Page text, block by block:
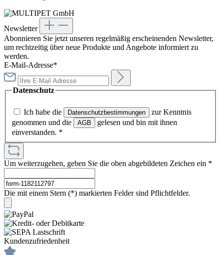
Newsletter
Abonnieren Sie jetzt unseren regelmäßig erscheinenden Newsletter,
um rechtzeitig über neue Produkte und Angebote informiert zu
werden.
E-Mail-Adresse*
Datenschutz
Ich habe die Datenschutzbestimmungen
zur Kenntnis
genommen und die
AGB
gelesen und bin mit ihnen
einverstanden. *
Um weiterzugehen, geben Sie die oben abgebildeten Zeichen ein *
Die mit einem Stern (*) markierten Felder sind Pflichtfelder.
Kundenzufriedenheit